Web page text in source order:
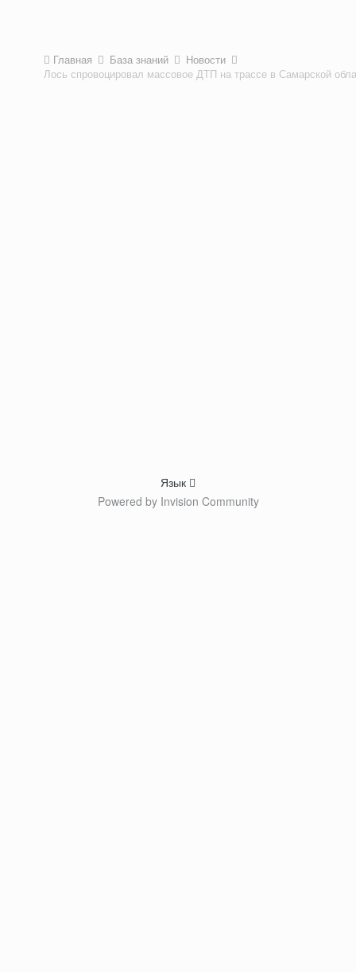
Главная База знаний
Новости
Лось спровоцировал массовое ДТП на трассе в Самарской
Язык
Powered by Invision Community